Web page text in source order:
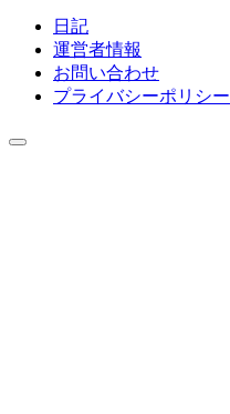
日記
運営者情報
お問い合わせ
プライバシーポリシー